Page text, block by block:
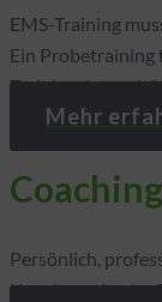
EMS-Training
Ein Probetraining
Mehr
Persönlich,
Um ein optimales